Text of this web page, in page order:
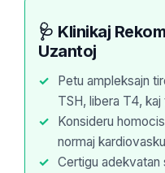
🩺 Klinikaj
Uzantoj
Petu ampleksajn
TSH, libera T4,
Konsideru
normaj
Certigu adekvatan
Slovenčina
پښتو
سنڌي
සිංහල
অসমীয়া